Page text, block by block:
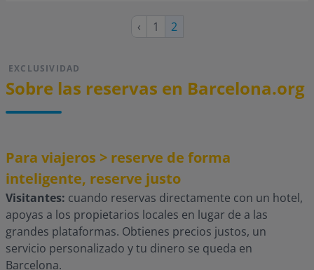
Página
‹ Página
1
Página
2
EXCLUSIVIDAD
Sobre las reservas en Barcelona.org
Para viajeros > reserve de forma
inteligente, reserve justo
Visitantes: cuando reservas directamente con un hotel,
apoyas a los propietarios locales en lugar de a las
grandes plataformas. Obtienes precios justos, un
servicio personalizado y tu dinero se queda en
Barcelona.